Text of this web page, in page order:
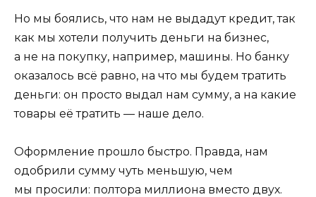
Но мы боялись, что нам не выдадут кредит, так
как мы хотели получить деньги на бизнес,
а не на покупку, например, машины. Но банку
оказалось всё равно, на что мы будем тратить
деньги: он просто выдал нам сумму, а на какие
товары её тратить — наше дело.
Оформление прошло быстро. Правда, нам
одобрили сумму чуть меньшую, чем
мы просили: полтора миллиона вместо двух.